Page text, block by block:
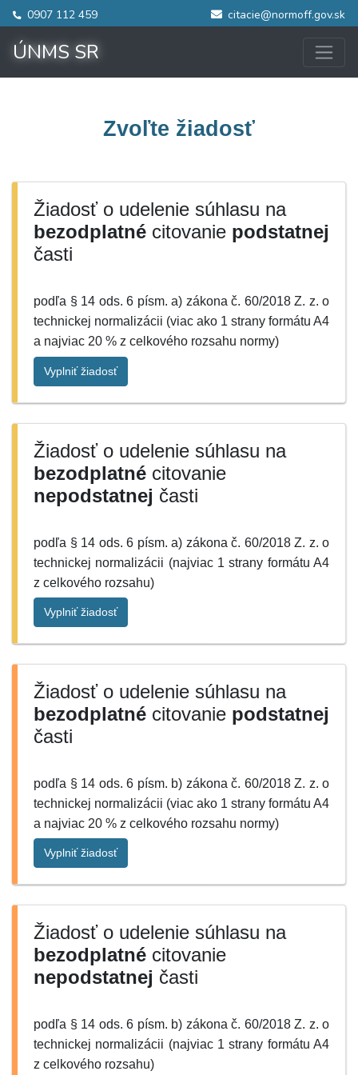
0907 112 459 citacie@normoff.gov.sk
ÚNMS SR
Zvoľte žiadosť
Žiadosť o udelenie súhlasu na
bezodplatné citovanie podstatnej
časti
podľa § 14 ods. 6 písm. a) zákona č. 60/2018 Z. z. o
technickej normalizácii (viac ako 1 strany formátu A4
a najviac 20 % z celkového rozsahu normy)
Vyplniť žiadosť
Žiadosť o udelenie súhlasu na
bezodplatné citovanie
nepodstatnej časti
podľa § 14 ods. 6 písm. a) zákona č. 60/2018 Z. z. o
technickej normalizácii (najviac 1 strany formátu A4
z celkového rozsahu)
Vyplniť žiadosť
Žiadosť o udelenie súhlasu na
bezodplatné citovanie podstatnej
časti
podľa § 14 ods. 6 písm. b) zákona č. 60/2018 Z. z. o
technickej normalizácii (viac ako 1 strany formátu A4
a najviac 20 % z celkového rozsahu normy)
Vyplniť žiadosť
Žiadosť o udelenie súhlasu na
bezodplatné citovanie
nepodstatnej časti
podľa § 14 ods. 6 písm. b) zákona č. 60/2018 Z. z. o
technickej normalizácii (najviac 1 strany formátu A4
z celkového rozsahu)